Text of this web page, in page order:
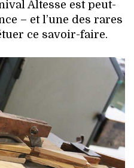
Altesse est peut-
– et l’une des rares
ce savoir-faire.